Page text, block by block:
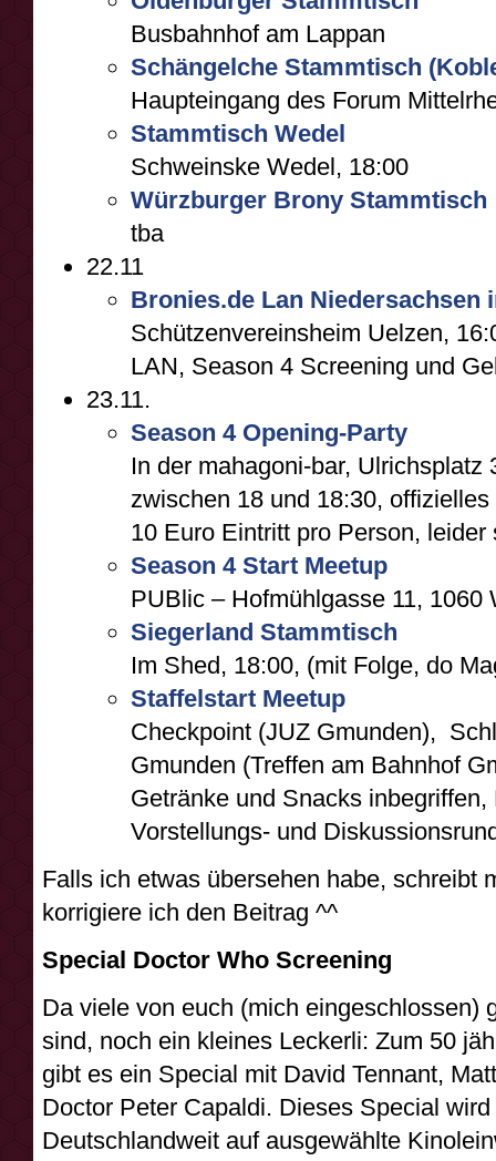
Busbahnhof am Lappan
Schängelche Stammtisch
Haupteingang des Forum
Stammtisch Wedel
Schweinske Wedel, 18:00
Würzburger Brony Stammtisch
tba
22.11
Bronies.de Lan Niedersachsen
Schützenvereinsheim Uelzen,
LAN, Season 4 Screening und
23.11.
Season 4 Opening-Party
In der mahagoni-bar,
zwischen 18 und 18:30,
10 Euro Eintritt pro Person, leider
Season 4 Start Meetup
PUBlic – Hofmühlgasse 11, 1060
Siegerland Stammtisch
Im Shed, 18:00, (mit Folge, do
Staffelstart Meetup
Checkpoint (JUZ Gmunden),
Gmunden (Treffen am Bahnhof
Getränke und Snacks
Vorstellungs- und
Falls ich etwas übersehen habe, schreibt
korrigiere ich den Beitrag ^^
Special Doctor Who Screening
Da viele von euch (mich eingeschlossen)
sind, noch ein kleines Leckerli: Zum 50
gibt es ein Special mit David Tennant,
Doctor Peter Capaldi. Dieses Special
Deutschlandweit auf ausgewählte